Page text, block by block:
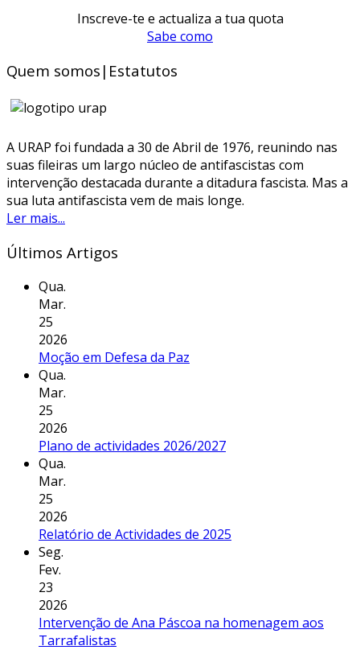
Inscreve-te e actualiza a tua quota
Sabe como
Quem somos|Estatutos
A URAP foi fundada a 30 de Abril de 1976, reunindo nas
suas fileiras um largo núcleo de antifascistas com
intervenção destacada durante a ditadura fascista. Mas a
sua luta antifascista vem de mais longe.
Ler mais...
Últimos Artigos
Qua.
Mar.
25
2026
Moção em Defesa da Paz
Qua.
Mar.
25
2026
Plano de actividades 2026/2027
Qua.
Mar.
25
2026
Relatório de Actividades de 2025
Seg.
Fev.
23
2026
Intervenção de Ana Páscoa na homenagem aos
Tarrafalistas